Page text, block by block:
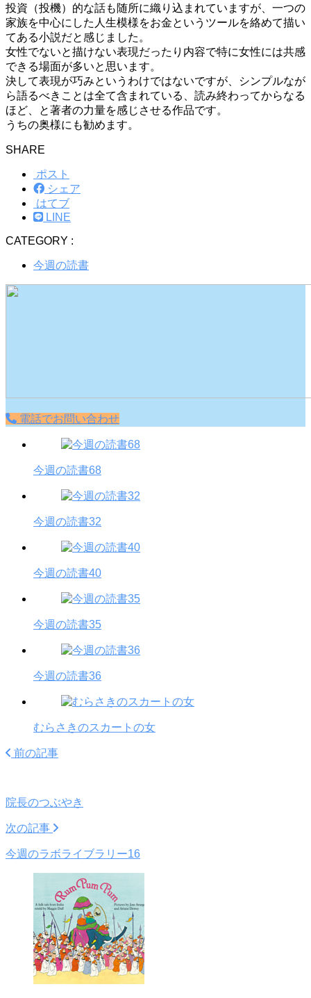
投資（投機）的な話も随所に織り込まれていますが、一つの
家族を中心にした人生模様をお金というツールを絡めて描い
てある小説だと感じました。
女性でないと描けない表現だったり内容で特に女性には共感
できる場面が多いと思います。
決して表現が巧みというわけではないですが、シンプルなが
ら語るべきことは全て含まれている、読み終わってからなる
ほど、と著者の力量を感じさせる作品です。
うちの奥様にも勧めます。
SHARE
ポスト
シェア
はてブ
LINE
CATEGORY :
今週の読書
電話でお問い合わせ
今週の読書68
今週の読書32
今週の読書40
今週の読書35
今週の読書36
むらさきのスカートの女
前の記事
院長のつぶやき
次の記事
今週のラボライブラリー16